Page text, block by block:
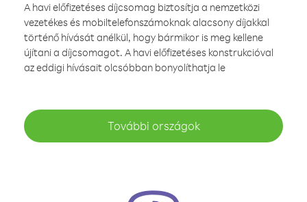
A havi előfizetéses díjcsomag biztosítja a nemzetközi
vezetékes és mobiltelefonszámoknak alacsony díjakkal
történő hívását anélkül, hogy bármikor is meg kellene
újítani a díjcsomagot. A havi előfizetéses konstrukcióval
az eddigi hívásait olcsóbban bonyolíthatja le
További országok